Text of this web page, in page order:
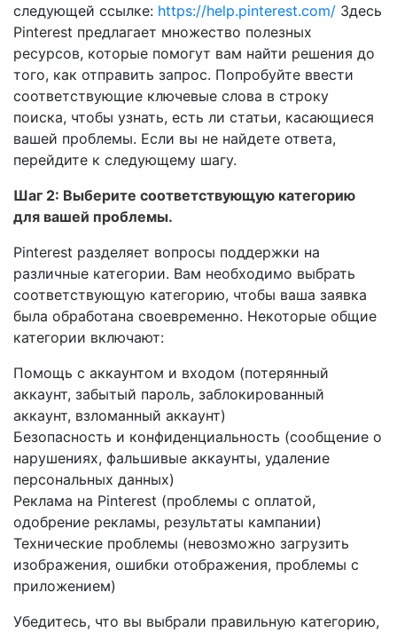
следующей ссылке: https://help.pinterest.com/ Здесь
Pinterest предлагает множество полезных
ресурсов, которые помогут вам найти решения до
того, как отправить запрос. Попробуйте ввести
соответствующие ключевые слова в строку
поиска, чтобы узнать, есть ли статьи, касающиеся
вашей проблемы. Если вы не найдете ответа,
перейдите к следующему шагу.
Шаг 2: Выберите соответствующую категорию
для вашей проблемы.
Pinterest разделяет вопросы поддержки на
различные категории. Вам необходимо выбрать
соответствующую категорию, чтобы ваша заявка
была обработана своевременно. Некоторые общие
категории включают:
Помощь с аккаунтом и входом (потерянный
аккаунт, забытый пароль, заблокированный
аккаунт, взломанный аккаунт)
Безопасность и конфиденциальность (сообщение о
нарушениях, фальшивые аккаунты, удаление
персональных данных)
Реклама на Pinterest (проблемы с оплатой,
одобрение рекламы, результаты кампании)
Технические проблемы (невозможно загрузить
изображения, ошибки отображения, проблемы с
приложением)
Убедитесь, что вы выбрали правильную категорию,